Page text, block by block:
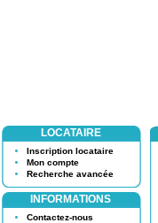
LOCATAIRE
Inscription locataire
Mon compte
Recherche avancée
INFORMATIONS
Contactez-nous